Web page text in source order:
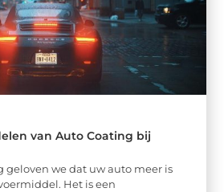
van Auto Coating bij
geloven we dat uw auto meer is
Het is een